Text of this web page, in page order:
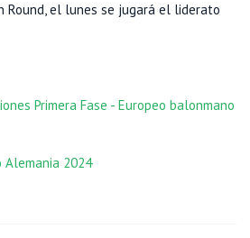
Round, el lunes se jugará el liderato
Primera Fase - Europeo balonmano
Alemania 2024